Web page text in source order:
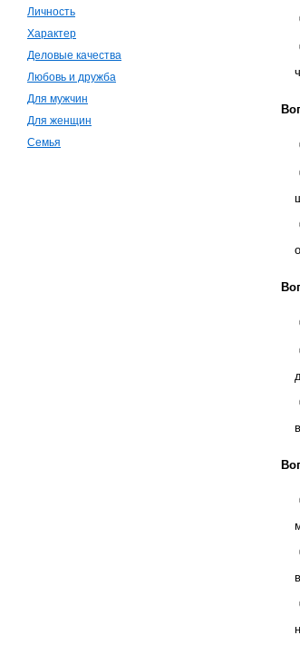
Личность
Характер
Деловые качества
Любовь и дружба
Для мужчин
Для женщин
Семья